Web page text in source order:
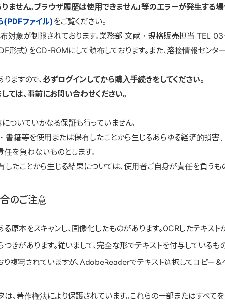
ません。ブラウザ履歴は使用できません」等のエラーが発生する場
(PDFファイル)をご覧ください。
対象が制限されております。業務部 文献・規格販売担当 TEL
形式）をCD-ROMにして頒布しております。また、溶接情報セン
ますので、必ずログインしてから購入手続きをしてください。
ては、事前にお問い合わせください。
ついていかなる保証も行っていません。
書籍等を使用または保有したことから生じるあらゆる経済的損
を負わないものとします。
たことから生じる結果については、使用者ご自身が責任を負うも
のご注意
原本をスキャンし、画像化したものがあります。OCRしたテキス
きがあります。従いまして、完全な形でテキストを付与しているも
複写されていますが、AdobeReaderでテキスト選択してコピー＆
、著作権法により保護されています。これらの一部またはすべて